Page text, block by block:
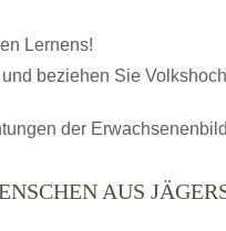
Lernens!
beziehen Sie
der
AUS